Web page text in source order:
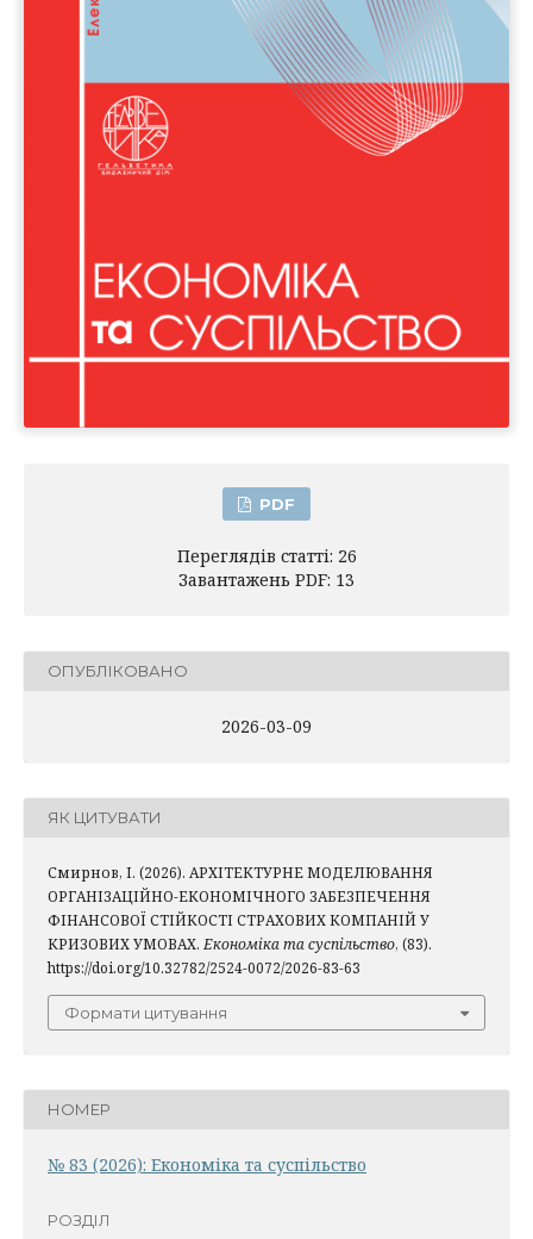
PDF
Переглядів статті: 26
Завантажень PDF: 13
ОПУБЛІКОВАНО
2026-03-09
ЯК ЦИТУВАТИ
Смирнов, І. (2026). АРХІТЕКТУРНЕ МОДЕЛЮВАННЯ
ОРГАНІЗАЦІЙНО-ЕКОНОМІЧНОГО ЗАБЕЗПЕЧЕННЯ
ФІНАНСОВОЇ СТІЙКОСТІ СТРАХОВИХ КОМПАНІЙ У
КРИЗОВИХ УМОВАХ. Економіка та суспільство, (83).
https://doi.org/10.32782/2524-0072/2026-83-63
Формати цитування
НОМЕР
№ 83 (2026): Економіка та суспільство
РОЗДІЛ